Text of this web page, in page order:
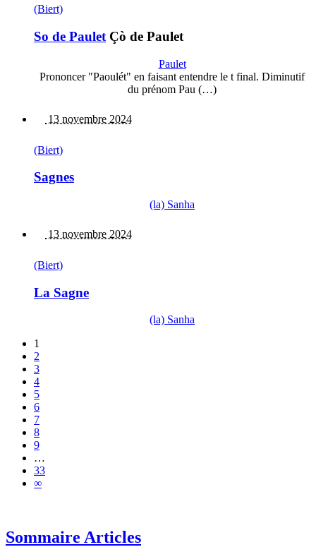
(Biert)
So de Paulet Çò de Paulet
Paulet
Prononcer "Paoulét" en faisant entendre le t final. Diminutif
du prénom Pau (…)
13 novembre 2024
(Biert)
Sagnes
(la) Sanha
13 novembre 2024
(Biert)
La Sagne
(la) Sanha
1
2
3
4
5
6
7
8
9
…
33
∞
Sommaire Articles